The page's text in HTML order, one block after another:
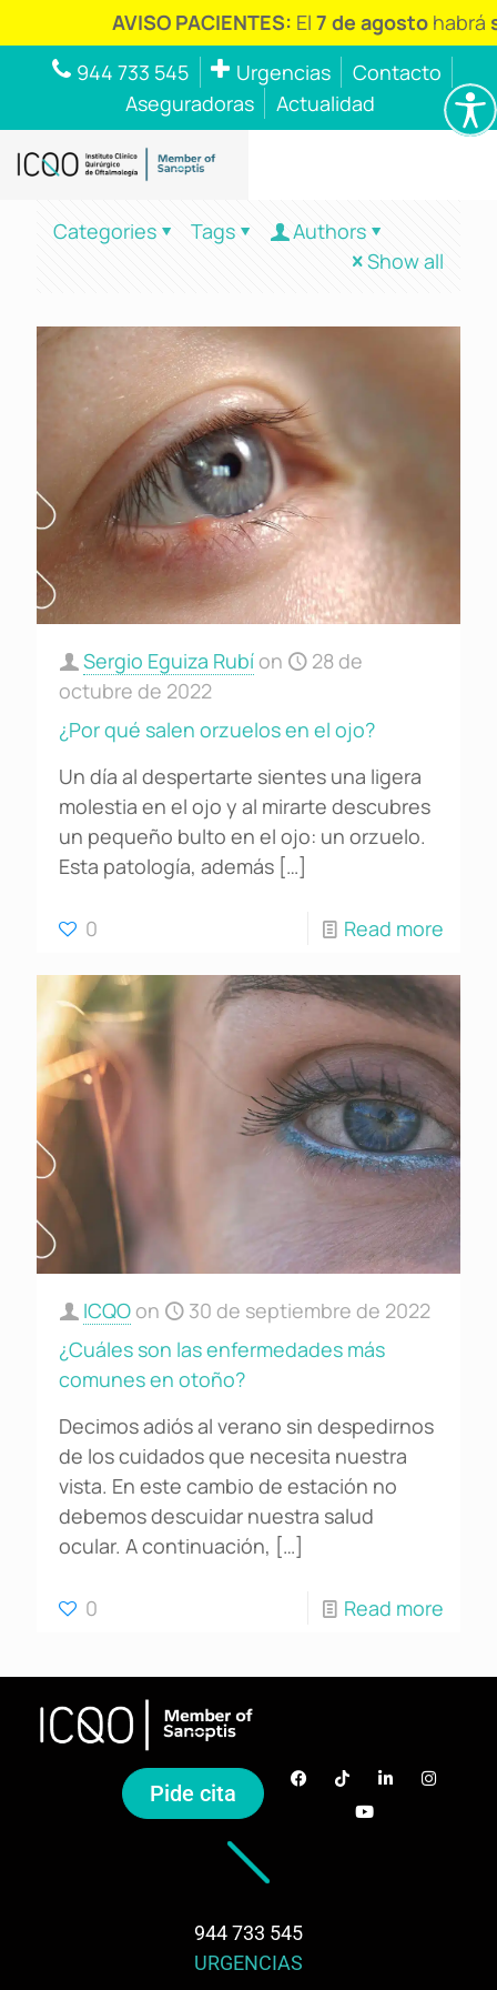
AVISO PACIENTES:El 7 de agostohabrá
944 733 545
Urgencias
Contacto
Aseguradoras
Actualidad
Categories Tags
Authors
Show all
Sergio Eguiza Rubí on
28 de
octubre de 2022
¿Por qué salen orzuelos en el ojo?
Un día al despertarte sientes una ligera
molestia en el ojo y al mirarte descubres
un pequeño bulto en el ojo: un orzuelo.
Esta patología, además […]
0 Read more
ICQO on
30 de septiembre de 2022
¿Cuáles son las enfermedades más
comunes en otoño?
Decimos adiós al verano sin despedirnos
de los cuidados que necesita nuestra
vista. En este cambio de estación no
debemos descuidar nuestra salud
ocular. A continuación, […]
0 Read more
Pide cita
944 733 545
URGENCIAS